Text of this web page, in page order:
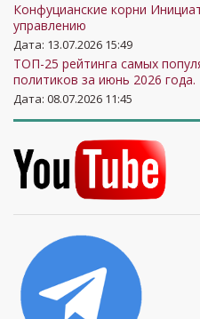
Конфуцианские корни
управлению
Дата: 13.07.2026 15:49
ТОП-25 рейтинга самых
политиков за июнь 2026 года.
Дата: 08.07.2026 11:45